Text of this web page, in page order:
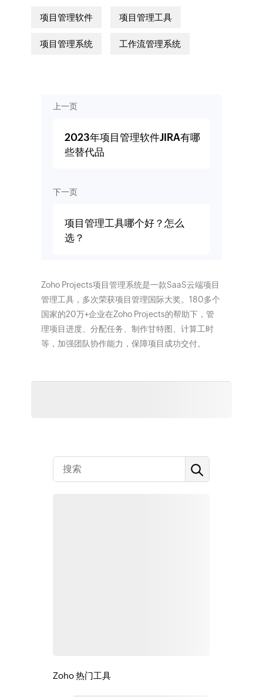
项目管理软件 项目管理工具
项目管理系统 工作流管理系统
上一页
2023年项目管理软件JIRA有哪
些替代品
下一页
项目管理工具哪个好？怎么
选？
Zoho Projects项目管理系统是一款SaaS云端项目
管理工具，多次荣获项目管理国际大奖。180多个
国家的20万+企业在Zoho Projects的帮助下，管
理项目进度、分配任务、制作甘特图、计算工时
等，加强团队协作能力，保障项目成功交付。
Zoho 热门工具